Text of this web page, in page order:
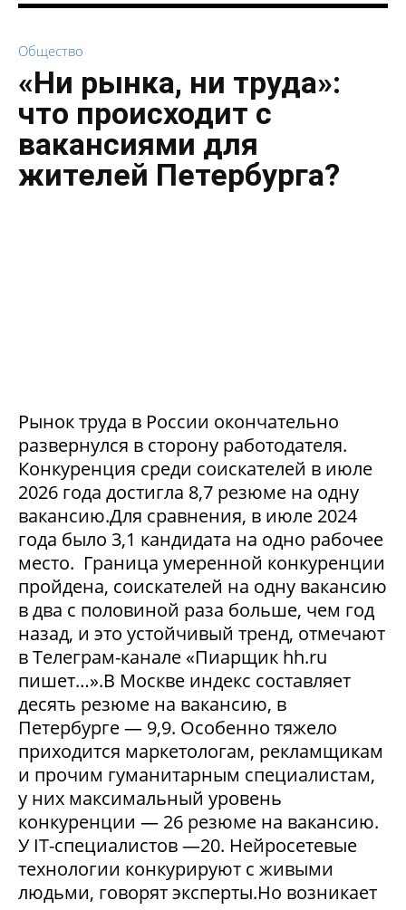
Общество
«Ни рынка, ни труда»:
что происходит с
вакансиями для
жителей Петербурга?
Рынок труда в России окончательно
развернулся в сторону работодателя.
Конкуренция среди соискателей в июле
2026 года достигла 8,7 резюме на одну
вакансию.Для сравнения, в июле 2024
года было 3,1 кандидата на одно рабочее
место. Граница умеренной конкуренции
пройдена, соискателей на одну вакансию
в два с половиной раза больше, чем год
назад, и это устойчивый тренд, отмечают
в Телеграм-канале «Пиарщик hh.ru
пишет…».В Москве индекс составляет
десять резюме на вакансию, в
Петербурге — 9,9. Особенно тяжело
приходится маркетологам, рекламщикам
и прочим гуманитарным специалистам,
у них максимальный уровень
конкуренции — 26 резюме на вакансию.
У IT-специалистов —20. Нейросетевые
технологии конкурируют с живыми
людьми, говорят эксперты.Но возникает